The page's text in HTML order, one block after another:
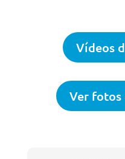
Vídeos
Ver fotos